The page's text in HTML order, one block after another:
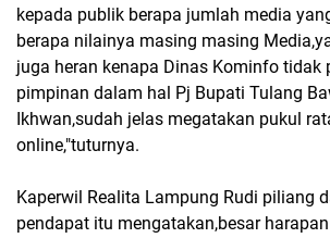
kepada publik berapa jumlah media
berapa nilainya masing masing
juga heran kenapa Dinas Kominfo tidak
pimpinan dalam hal Pj Bupati Tulang
Ikhwan,sudah jelas megatakan pukul
online,"tuturnya.
Kaperwil Realita Lampung Rudi piliang
pendapat itu mengatakan,besar